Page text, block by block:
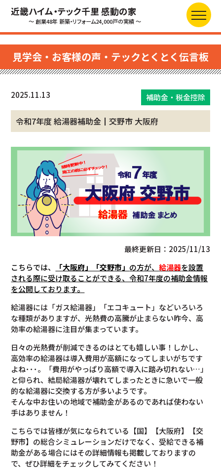
近畿ハイム・テック千里 感動の家
～ 創業48年 新築・リフォーム24,000戸の実績 ～
見学会・お客様の声・テックとくとく伝言板
2025.11.13 補助金・税金控除
令和7年度 給湯器補助金┃交野市 大阪府
最終更新日：2025/11/13
こちらでは、
「大阪府」「交野市 」 の方が、給湯器を設置
される際に受け取ることができる、令和7年度の補助金情報
を公開しております。
給湯器には「ガス給湯器」「エコキュート」などいろいろ
な種類がありますが、光熱費の高騰が止まらない昨今、高
効率の給湯器に注目が集まっています。
日々の光熱費が削減できるのはとても嬉しい事！しかし、
高効率の給湯器は導入費用が高額になってしまいがちです
よね･･･。「費用がやっぱり高額で導入に踏み切れない…」
と仰られ、結局給湯器が壊れてしまったときに急いで一般
的な給湯器に交換する方が多いようです。
そんな中お住いの地域で補助金があるのであれば使わない
手はありません！
こちらでは皆様が気になられている【国】【大阪府】【交
野市】の総合シミュレーションだけでなく、受給できる補
助金がある場合にはその詳細情報も掲載しておりますの
で、ぜひ詳細をチェックしてみてください！